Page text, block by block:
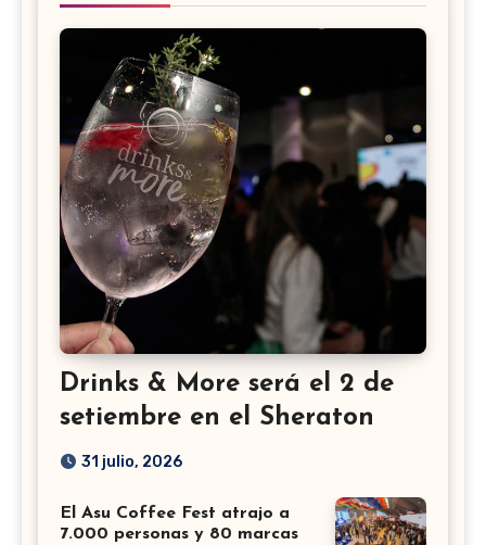
Drinks & More será el 2 de
setiembre en el Sheraton
31 julio, 2026
El Asu Coffee Fest atrajo a
7.000 personas y 80 marcas